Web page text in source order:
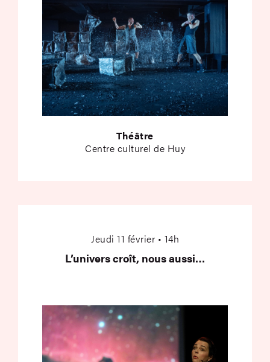
Théâtre
Centre culturel de Huy
Jeudi 11 février • 14h
L’univers croît, nous aussi…